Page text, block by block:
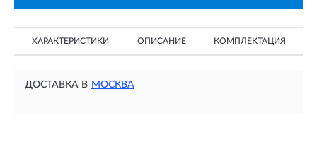
ХАРАКТЕРИСТИКИ ОПИСАНИЕ КОМПЛЕКТАЦИЯ
ДОСТАВКА В МОСКВА